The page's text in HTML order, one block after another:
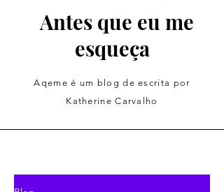
Antes que eu me
esqueça
Aqeme é um blog de escrita por
Katherine Carvalho